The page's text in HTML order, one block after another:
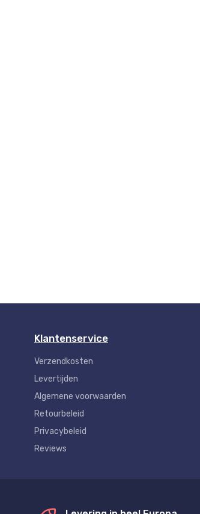
Klantenservice
Verzendkosten
Levertijden
Algemene voorwaarden
Retourbeleid
Privacybeleid
Reviews